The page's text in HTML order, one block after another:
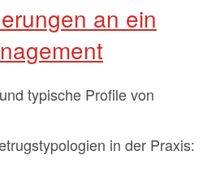
an ein
typische Profile von
in der Praxis: